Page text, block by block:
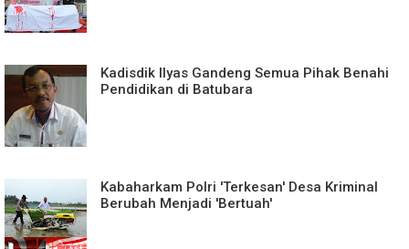
Kadisdik Ilyas Gandeng Semua Pihak Benahi
Pendidikan di Batubara
Kabaharkam Polri 'Terkesan' Desa Kriminal
Berubah Menjadi 'Bertuah'